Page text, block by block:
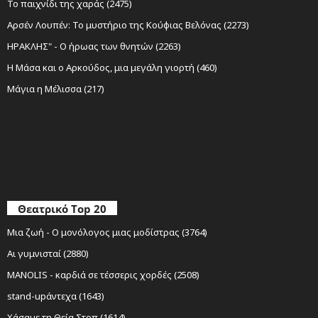
Το παιχνίδι της χαράς (2475)
Αρσέν Λουπέν: Το μυστήριο της Κούφιας Βελόνας (2273)
ΗΡΑΚΛΗΣ" - Ο ήρωας των θνητών (2263)
Η Μάσα και ο Αρκούδος, μια μεγάλη γιορτή (460)
Μάγια η Μέλισσα (217)
Θεατρικό Top 20
Μια ζωή - Ο μονόλογος μιας μοδίστρας (3764)
Αι γυμνισταί (2880)
MANOLIS - καρδιά σε τέσσερις χορδές (2508)
stand-upάντεχα (1643)